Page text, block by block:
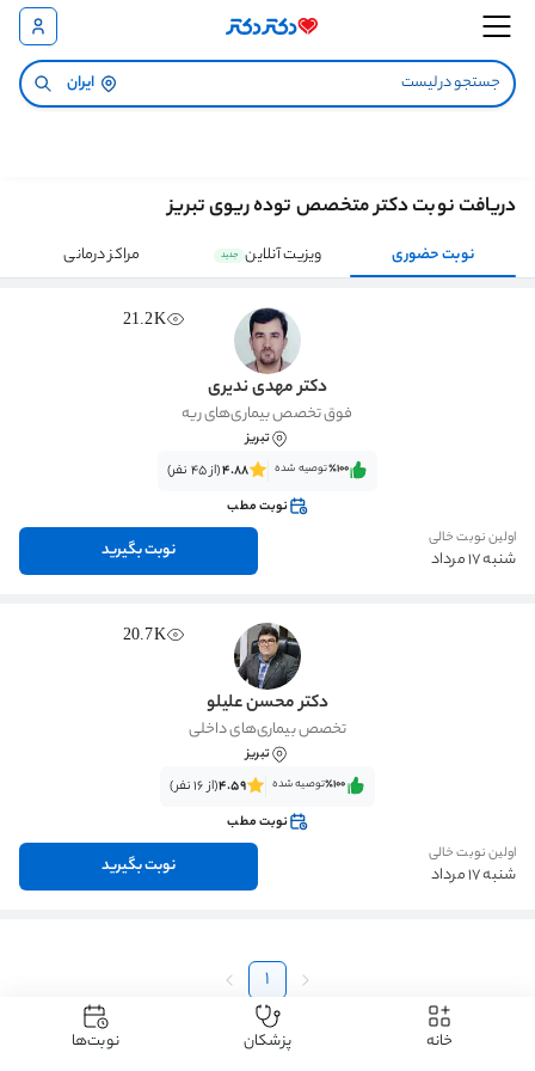
ایران
دکتر توده ریوی تبریز
دریافت نوبت دکتر متخصص توده ریوی تبریز
نوبت حضوری ویزیت آنلاین جدید مراکز درمانی
21.2K
دکتر مهدی ندیری
فوق تخصص بیماری‌های ریه
تبریز
٪100‌‌‌توصیه شده 4.88(از 45 نفر)
نوبت مطب
اولین نوبت خالی
شنبه 17 مرداد نوبت بگیرید
20.7K
دکتر محسن علیلو
تخصص بیماری‌های داخلی
تبریز
٪100‌‌‌توصیه شده 4.59(از 16 نفر)
نوبت مطب
اولین نوبت خالی
شنبه 17 مرداد نوبت بگیرید
1
خانه پزشکان نوبت‌ها